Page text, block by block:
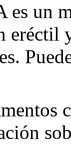
un
eréctil